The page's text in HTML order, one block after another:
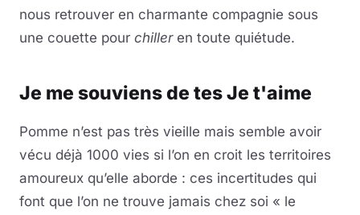
nous retrouver en charmante compagnie sous
une couette pour chilleren toute quiétude.
Je me souviens de tes Je t'aime
Pomme n’est pas très vieille mais semble avoir
vécu déjà 1000 vies si l’on en croit les territoires
amoureux qu’elle aborde : ces incertitudes qui
font que l’on ne trouve jamais chez soi « le